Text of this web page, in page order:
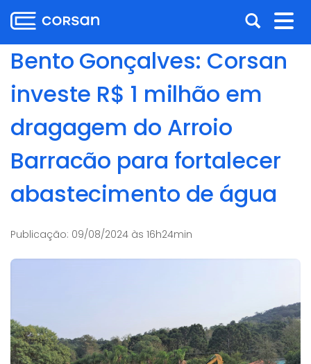
para
o
conteúdo
para
menu
para
busca
para
o
conteúdo
Abrir
a
busca
Bento Gonçalves: Corsan
investe R$ 1 milhão em
dragagem do Arroio
Barracão para fortalecer
abastecimento de água
Publicação: 09/08/2024 às 16h24min